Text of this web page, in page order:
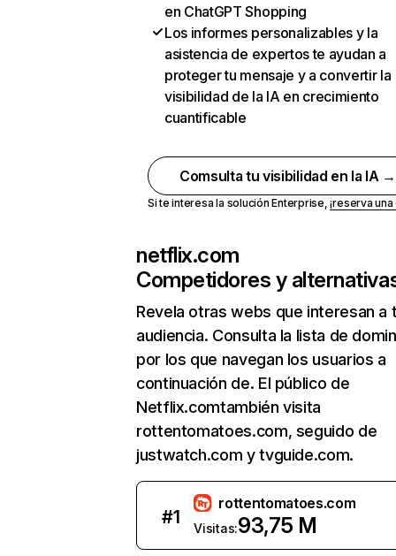
en ChatGPT Shopping
Los informes personalizables y la
asistencia de expertos te ayudan a
proteger tu mensaje y a convertir la
visibilidad de la IA en crecimiento
cuantificable
Comsulta tu visibilidad en la IA →
Si te interesa la solución Enterprise,¡reserva
netflix.com
Competidores y
Revela otras webs que interesan a
audiencia. Consulta la lista de
por los que navegan los usuarios a
continuación de. El público de
Netflix.comtambién visita
rottentomatoes.com, seguido de
justwatch.com y tvguide.com.
#1
rottentomatoes.com
Visitas:93,75 M